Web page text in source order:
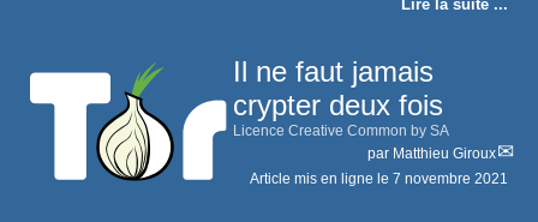
Lire la suite ...
Il ne faut jamais
crypter deux fois
Licence Creative Common by SA
par Matthieu Giroux
Article mis en ligne le 7 novembre 2021